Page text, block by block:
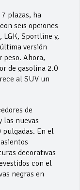
plazas, ha
seis opciones
Sportline y,
versión
peso. Ahora,
de gasolina 2.0
al SUV un
de
nuevas
En el
decorativas
con el
negras en